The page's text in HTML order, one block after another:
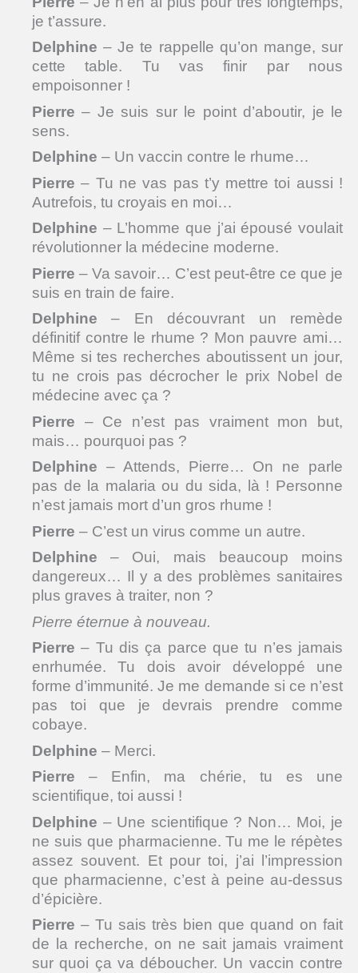
je t’assure.
Delphine – Je te rappelle qu’on mange, sur
cette table. Tu vas finir par nous
empoisonner !
Pierre – Je suis sur le point d’aboutir, je le
sens.
Delphine – Un vaccin contre le rhume…
Pierre – Tu ne vas pas t’y mettre toi aussi !
Autrefois, tu croyais en moi…
Delphine – L’homme que j’ai épousé voulait
révolutionner la médecine moderne.
Pierre – Va savoir… C’est peut-être ce que je
suis en train de faire.
Delphine – En découvrant un remède
définitif contre le rhume ? Mon pauvre ami…
Même si tes recherches aboutissent un jour,
tu ne crois pas décrocher le prix Nobel de
médecine avec ça ?
Pierre – Ce n’est pas vraiment mon but,
mais… pourquoi pas ?
Delphine – Attends, Pierre… On ne parle
pas de la malaria ou du sida, là ! Personne
n’est jamais mort d’un gros rhume !
Pierre – C’est un virus comme un autre.
Delphine – Oui, mais beaucoup moins
dangereux… Il y a des problèmes sanitaires
plus graves à traiter, non ?
Pierre éternue à nouveau.
Pierre – Tu dis ça parce que tu n’es jamais
enrhumée. Tu dois avoir développé une
forme d’immunité. Je me demande si ce n’est
pas toi que je devrais prendre comme
cobaye.
Delphine – Merci.
Pierre – Enfin, ma chérie, tu es une
scientifique, toi aussi !
Delphine – Une scientifique ? Non… Moi, je
ne suis que pharmacienne. Tu me le répètes
assez souvent. Et pour toi, j’ai l’impression
que pharmacienne, c’est à peine au-dessus
d’épicière.
Pierre – Tu sais très bien que quand on fait
de la recherche, on ne sait jamais vraiment
sur quoi ça va déboucher. Un vaccin contre